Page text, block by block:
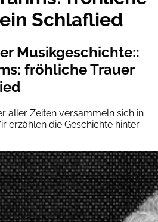
Schlaflied
Musikgeschichte::
fröhliche Trauer
aller Zeiten versammeln sich in
erzählen die Geschichte hinter